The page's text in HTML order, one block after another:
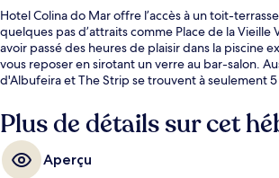
Hotel Colina do Mar offre l’accès à un toit-
quelques pas d’attraits comme Place de la Vieille
avoir passé des heures de plaisir dans la piscine
vous reposer en sirotant un verre au bar-salon.
d'Albufeira et The Strip se trouvent à seulement
Plus de détails sur cet
Aperçu